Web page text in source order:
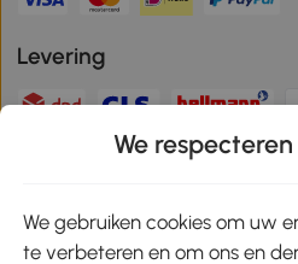
Levering
Veilige betaling
We
We gebruiken cookies om uw
te verbeteren en om ons en